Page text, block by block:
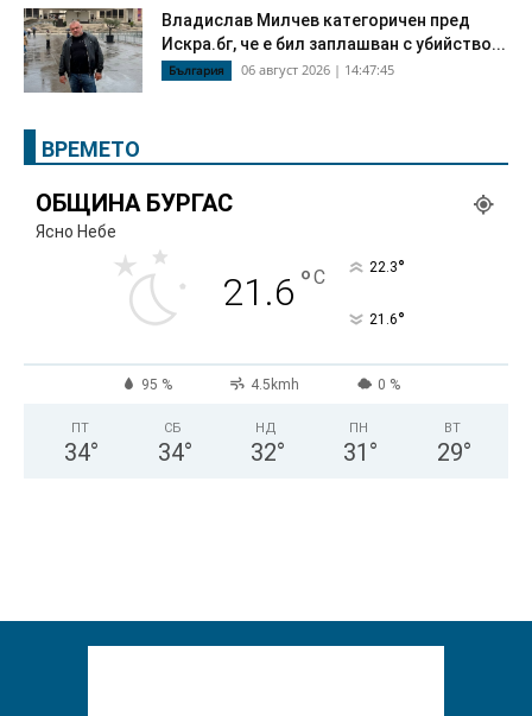
Владислав Милчев категоричен пред
Искра.бг, че е бил заплашван с убийство...
България 06 август 2026 | 14:47:45
ВРЕМЕТО
ОБЩИНА БУРГАС
Ясно Небе
21.6 °C 22.3°
21.6°
95 % 4.5kmh 0 %
ПТ
34°
СБ
34°
НД
32°
ПН
31 °
ВТ
29°